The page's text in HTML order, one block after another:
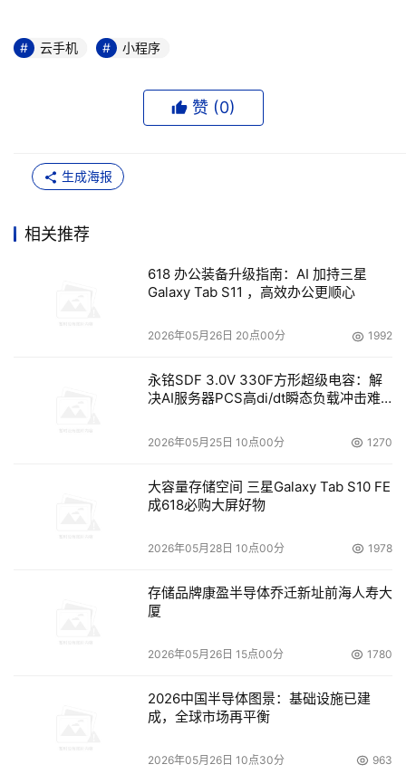
《多多云手机》不仅实现了电脑端接入云手机的服务，还提
性，加入批量操作、智能运行、设备分组等更易于日常使用
同时，《多多云手机》还可以实现在WEB网页、小程序等
中。三层的加密环境，让云手机内的信息、资料、数据得到
加省时省力，真正提高工作和日常生活的效率。
云手机 小程序
赞 (0)
生成海报
相关推荐
618 办公装备升级指南：AI 加持三星
Galaxy Tab S11 ，高效办公更顺心
2026年05月26日 20点00分 1992
永铭SDF 3.0V 330F方形超级电容：解
决AI服务器PCS高di/dt瞬态负载冲击难
2026年05月25日 10点00分 1270
大容量存储空间 三星Galaxy Tab S10 FE
成618必购大屏好物
2026年05月28日 10点00分 1978
存储品牌康盈半导体乔迁新址前海人寿大
厦
2026年05月26日 15点00分 1780
2026中国半导体图景：基础设施已建
成，全球市场再平衡
2026年05月26日 10点30分 963